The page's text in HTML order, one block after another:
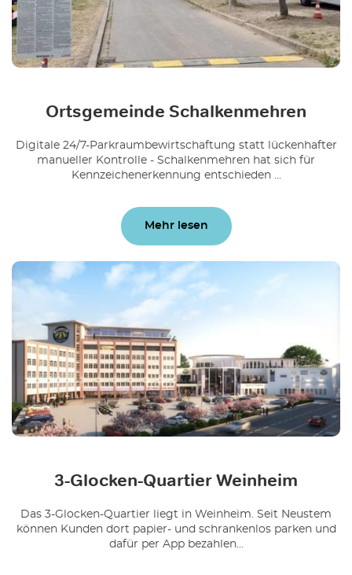
Ortsgemeinde Schalkenmehren
Digitale 24/7-Parkraumbewirtschaftung statt lückenhafter
manueller Kontrolle - Schalkenmehren hat sich für
Kennzeichenerkennung entschieden ...
Mehr lesen
3-Glocken-Quartier Weinheim
Das 3-Glocken-Quartier liegt in Weinheim. Seit Neustem
können Kunden dort papier- und schrankenlos parken und
dafür per App bezahlen...